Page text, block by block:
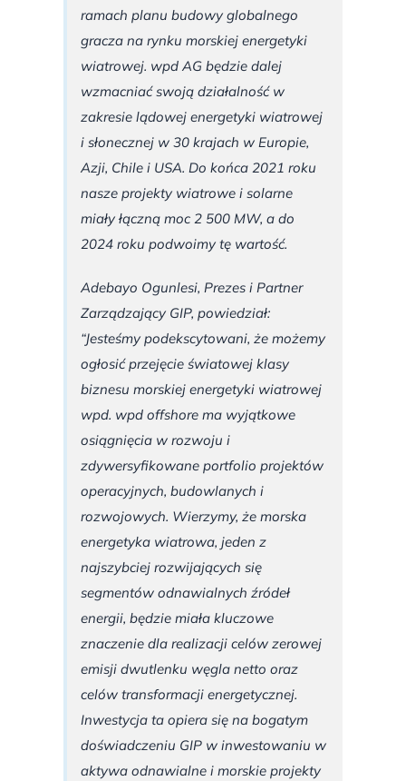
ramach planu budowy globalnego
gracza na rynku morskiej energetyki
wiatrowej. wpd AG będzie dalej
wzmacniać swoją działalność w
zakresie lądowej energetyki wiatrowej
i słonecznej w 30 krajach w Europie,
Azji, Chile i USA. Do końca 2021 roku
nasze projekty wiatrowe i solarne
miały łączną moc 2 500 MW, a do
2024 roku podwoimy tę wartość.
Adebayo Ogunlesi, Prezes i Partner
Zarządzający GIP, powiedział:
“Jesteśmy podekscytowani, że możemy
ogłosić przejęcie światowej klasy
biznesu morskiej energetyki wiatrowej
wpd. wpd offshore ma wyjątkowe
osiągnięcia w rozwoju i
zdywersyfikowane portfolio projektów
operacyjnych, budowlanych i
rozwojowych. Wierzymy, że morska
energetyka wiatrowa, jeden z
najszybciej rozwijających się
segmentów odnawialnych źródeł
energii, będzie miała kluczowe
znaczenie dla realizacji celów zerowej
emisji dwutlenku węgla netto oraz
celów transformacji energetycznej.
Inwestycja ta opiera się na bogatym
doświadczeniu GIP w inwestowaniu w
aktywa odnawialne i morskie projekty